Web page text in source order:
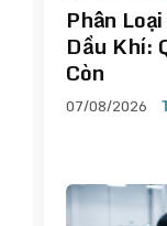
Phân
Dầu Khí:
Còn
07/08/2026